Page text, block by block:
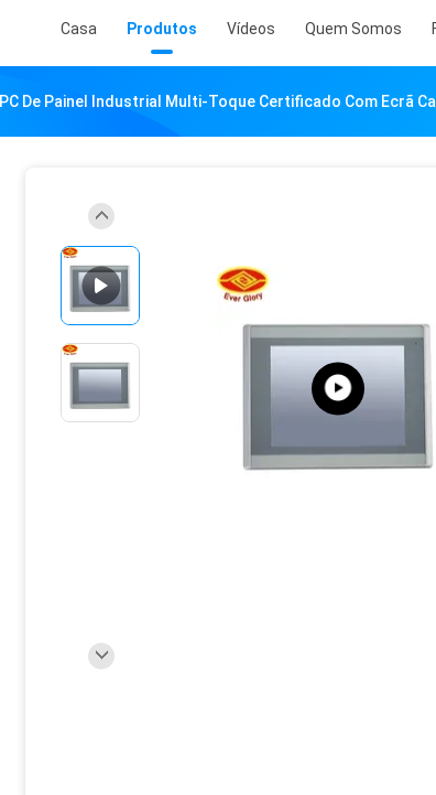
Casa Produtos Vídeos Quem Somos
PC De Painel Industrial Multi-Toque Certificado Com Ecrã